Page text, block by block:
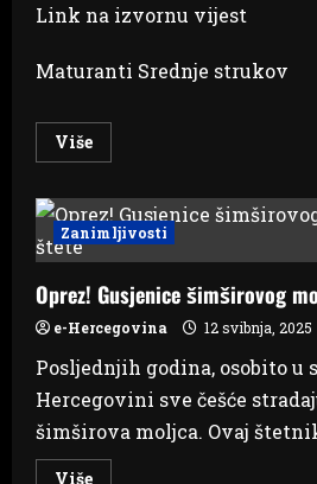
Link na izvornu vijest
Maturanti Srednje strukov
VišeRead
more
maturanti
uručili
vrijednu
donaciju
Down
sindrom
“Suncokreti”
Zanimljivosti
Oprez! Gusjenice šimširovog
e-Hercegovina 12 svibnja, 2025
Posljednjih godina, osobito u
Hercegovini sve češće
šimširova moljca. Ovaj
VišeRead